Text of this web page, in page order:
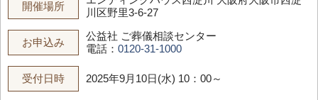
開催場所
川区野里3-6-27
お申込み
公益社 ご葬儀相談センター
電話： 0120-31-1000
受付日時 2025年9月10日(水) 10：00～